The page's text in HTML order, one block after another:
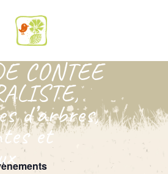
CONTEE
d’arbres,
et